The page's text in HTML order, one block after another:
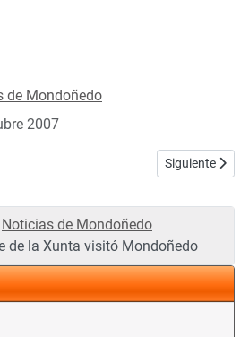
de Mondoñedo
2007
rural vasco en la recta final de As San
Artículo
Siguiente
Noticias de Mondoñedo
de la Xunta visitó Mondoñedo